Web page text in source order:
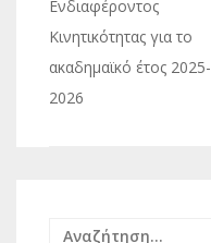
άρθρων
Ενδιαφέροντος
Κινητικότητας για το
ακαδημαϊκό έτος 2025-
2026
Αναζήτηση